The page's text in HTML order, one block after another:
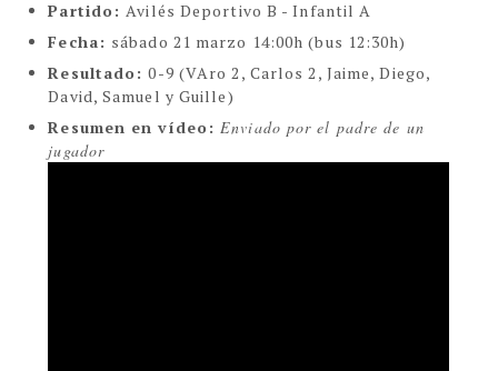
Partido:Avilés Deportivo B - Infantil A
Fecha: sábado 21 marzo 14:00h (bus 12:30h)
Resultado:0-9 (VAro 2, Carlos 2, Jaime, Diego,
David, Samuel y Guille)
Resumen en vídeo:Enviado por el padre de un
jugador